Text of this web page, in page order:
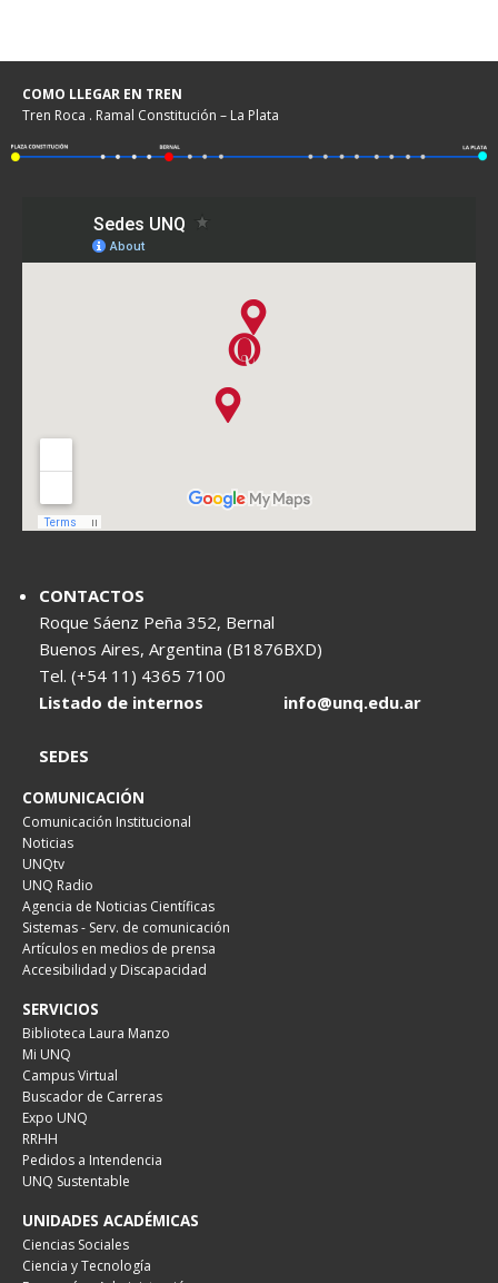
COMO LLEGAR EN TREN
Tren Roca . Ramal Constitución – La Plata
CONTACTOS
Roque Sáenz Peña 352, Bernal
Buenos Aires, Argentina (B1876BXD)
Tel. (+54 11) 4365 7100
Listado de internos
info@unq.edu.ar
SEDES
COMUNICACIÓN
Comunicación Institucional
Noticias
UNQtv
UNQ Radio
Agencia de Noticias Científicas
Sistemas - Serv. de comunicación
Artículos en medios de prensa
Accesibilidad y Discapacidad
SERVICIOS
Biblioteca Laura Manzo
Mi UNQ
Campus Virtual
Buscador de Carreras
Expo UNQ
RRHH
Pedidos a Intendencia
UNQ Sustentable
UNIDADES ACADÉMICAS
Ciencias Sociales
Ciencia y Tecnología